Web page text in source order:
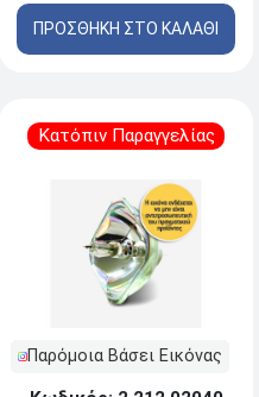
ΠΡΟΣΘΗΚΗ ΣΤΟ ΚΑΛΑΘΙ
Κατόπιν Παραγγελίας
Παρόμοια Βάσει Εικόνας